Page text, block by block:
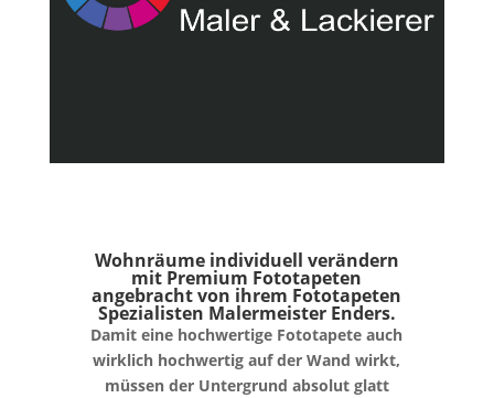
Wohnräume individuell verändern
mit Premium Fototapeten
angebracht von ihrem Fototapeten
Spezialisten Malermeister Enders.
Damit eine hochwertige Fototapete auch
wirklich hochwertig auf der Wand wirkt,
müssen der Untergrund absolut glatt